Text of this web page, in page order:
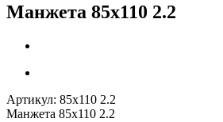
Манжета 85х110 2.2
Артикул: 85х110 2.2
Манжета 85х110 2.2